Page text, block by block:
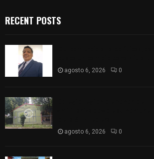
RECENT POSTS
agosto 6, 2026 0
agosto 6, 2026 0